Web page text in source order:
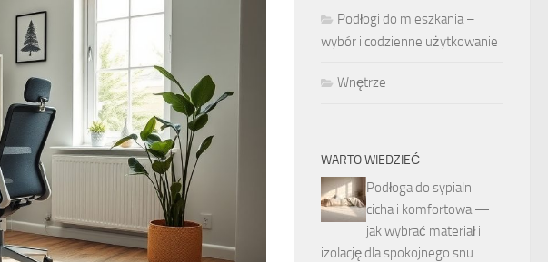
Podłogi do mieszkania –
wybór i codzienne użytkowanie
Wnętrze
WARTO WIEDZIEĆ
Podłoga do sypialni
cicha i komfortowa —
jak wybrać materiał i
izolację dla spokojnego snu